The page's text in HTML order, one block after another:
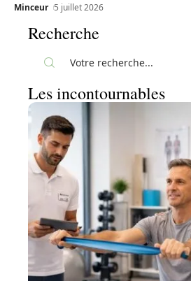
Minceur 5 juillet 2026
Recherche
Les incontournables